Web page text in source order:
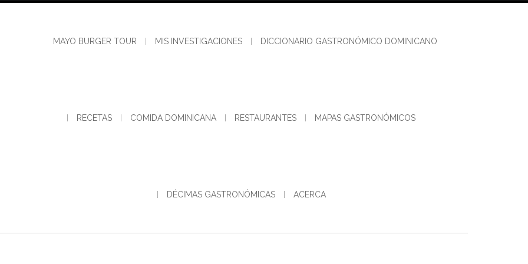
MAYO BURGER TOUR MIS INVESTIGACIONES DICCIONARIO GASTRONÓMICO DOMINICANO
RECETAS COMIDA DOMINICANA RESTAURANTES MAPAS GASTRONÓMICOS
DÉCIMAS GASTRONÓMICAS ACERCA